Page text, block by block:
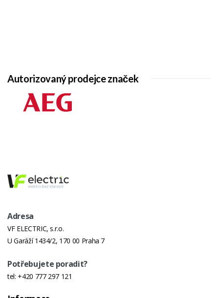
Autorizovaný prodejce značek
Adresa
VF ELECTRIC, s.r.o.
U Garáží 1434/2, 170 00 Praha 7
Potřebujete poradit?
tel: +420 777 297 121